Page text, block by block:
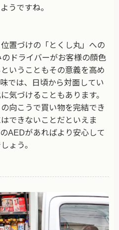
うですね。
置づけの「とくし丸」への
ドライバーがお客様の顔色
いうこともその意義を高め
では、日頃から対面してい
気づけることもあります。
向こうで買い物を完結でき
できないことだといえま
AEDがあればより安心して
ょう。